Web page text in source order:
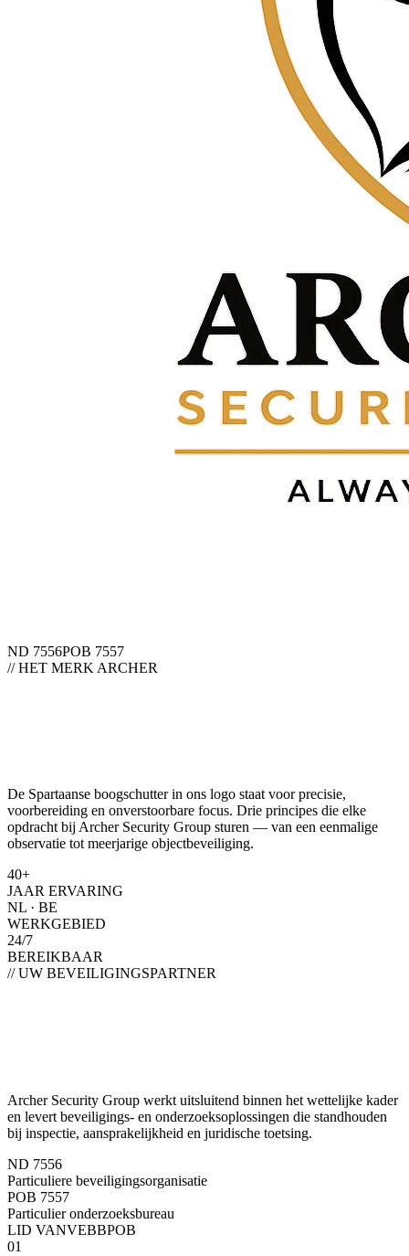
ND 7556POB 7557
// HET MERK ARCHER
De Spartaanse boogschutter in ons logo staat voor precisie,
voorbereiding en onverstoorbare focus. Drie principes die elke
opdracht bij Archer Security Group sturen — van een eenmalige
observatie tot meerjarige objectbeveiliging.
40+
JAAR ERVARING
NL · BE
WERKGEBIED
24/7
BEREIKBAAR
// UW BEVEILIGINGSPARTNER
Archer Security Group werkt uitsluitend binnen het wettelijke kader
en levert beveiligings- en onderzoeksoplossingen die standhouden
bij inspectie, aansprakelijkheid en juridische toetsing.
ND 7556
Particuliere beveiligingsorganisatie
POB 7557
Particulier onderzoeksbureau
LID VANVEBBPOB
01